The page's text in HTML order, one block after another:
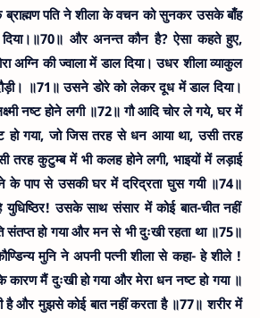
ब्राह्मण पति ने शीला के वचन को सुनकर उसके बाँह
और अनन्त कौन है? ऐसा कहते हुए,
अग्नि की ज्वाला में डाल दिया। उधर शीला व्याकुल
॥71॥ उसने डोरे को लेकर दूध में डाल दिया।
नष्ट होने लगी ॥72॥ गौ आदि चोर ले गये, घर में
गया, जो जिस तरह से धन आया था, उसी तरह
तरह कुटुम्ब में भी कलह होने लगी, भाइयों में लड़ाई
के पाप से उसकी घर में दरिद्रता घुस गयी ॥74॥
उसके साथ संसार में कोई बात-चीत नहीं
संतप्त हो गया और मन से भी दुःखी रहता था ॥75॥
मुनि ने अपनी पत्नी शीला से कहा- हे शीले !
मैं दुःखी हो गया और मेरा धन नष्ट हो गया ॥
है और मुझसे कोई बात नहीं करता है ॥77॥ शरीर में